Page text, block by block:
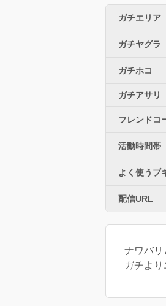
ガチエリア
ガチヤグラ
ガチホコ
ガチアサリ
フレンドコ
活動時間帯
よく使うブ
配信URL
ナワバリ
ガチよ